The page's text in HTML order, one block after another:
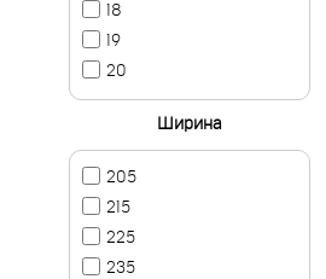
18
19
20
Ширина
205
215
225
235